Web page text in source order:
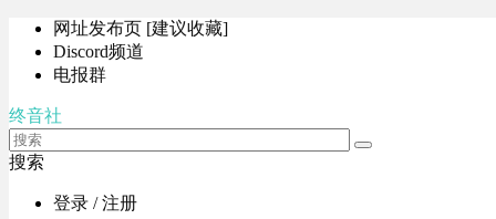
网址发布页 [建议收藏]
Discord频道
电报群
终音社
搜索
登录 / 注册